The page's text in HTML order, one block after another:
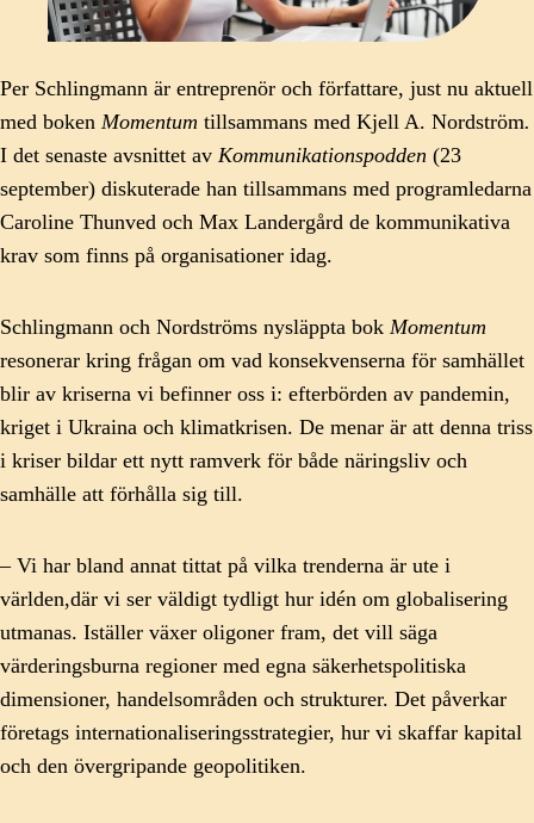
Per Schlingmann är entreprenör och författare, just nu aktuell
med boken Momentum tillsammans med Kjell A. Nordström.
I det senaste avsnittet av Kommunikationspodden (23
september) diskuterade han tillsammans med programledarna
Caroline Thunved och Max Landergård de kommunikativa
krav som finns på organisationer idag.
Schlingmann och Nordströms nysläppta bok Momentum
resonerar kring frågan om vad konsekvenserna för samhället
blir av kriserna vi befinner oss i: efterbörden av pandemin,
kriget i Ukraina och klimatkrisen. De menar är att denna triss
i kriser bildar ett nytt ramverk för både näringsliv och
samhälle att förhålla sig till.
– Vi har bland annat tittat på vilka trenderna är ute i
världen,där vi ser väldigt tydligt hur idén om globalisering
utmanas. Iställer växer oligoner fram, det vill säga
värderingsburna regioner med egna säkerhetspolitiska
dimensioner, handelsområden och strukturer. Det påverkar
företags internationaliseringsstrategier, hur vi skaffar kapital
och den övergripande geopolitiken.